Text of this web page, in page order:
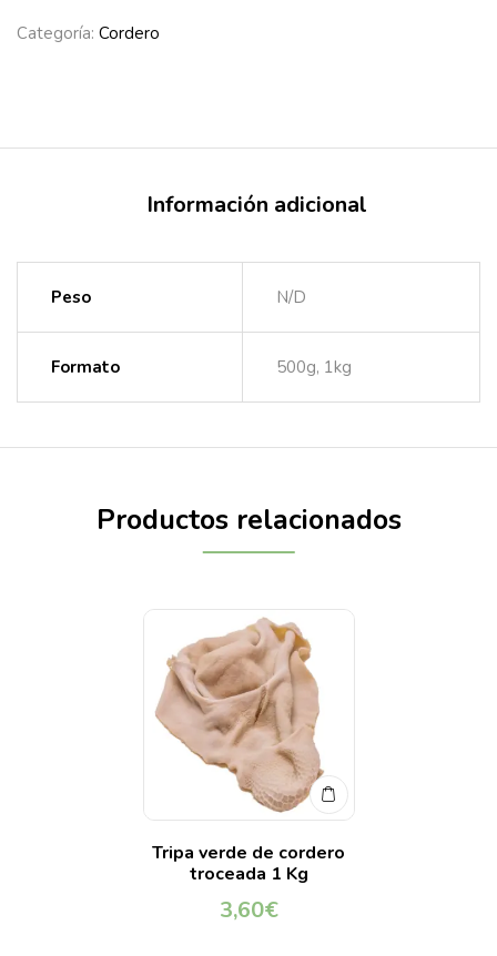
Categoría: Cordero
Información adicional
Peso N/D
Formato 500g, 1kg
Productos relacionados
Tripa verde de cordero
troceada 1 Kg
3,60€